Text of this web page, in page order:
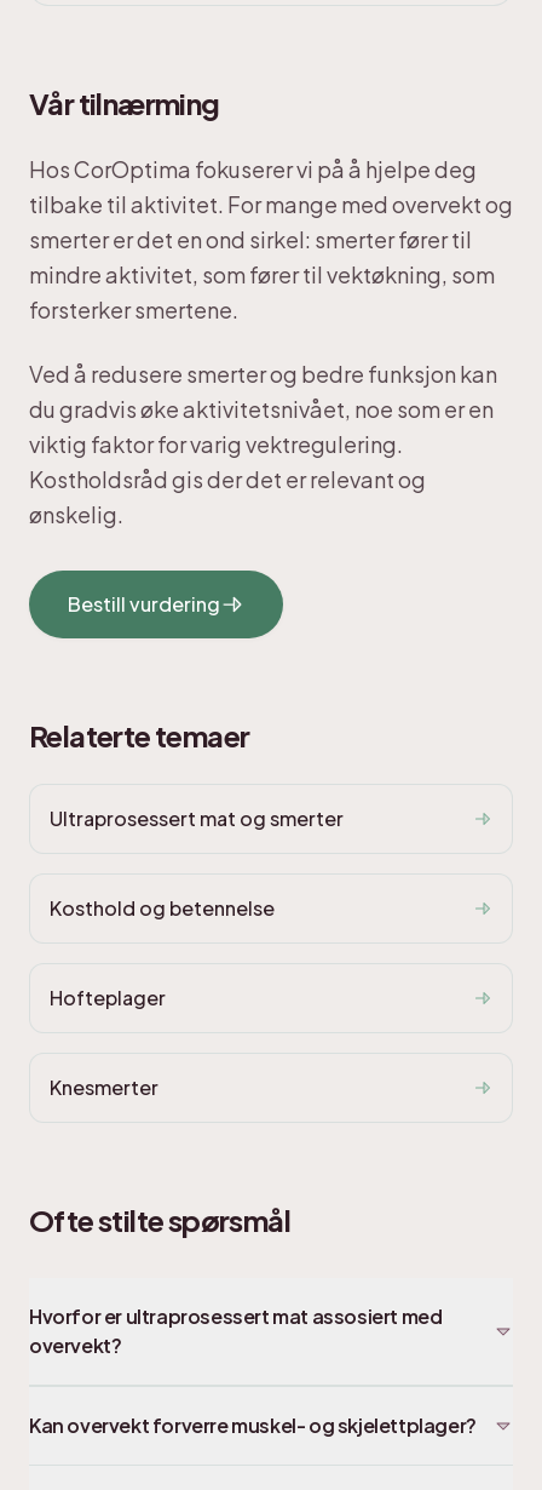
Vår tilnærming
Hos CorOptima fokuserer vi på å hjelpe deg
tilbake til aktivitet. For mange med overvekt og
smerter er det en ond sirkel: smerter fører til
mindre aktivitet, som fører til vektøkning, som
forsterker smertene.
Ved å redusere smerter og bedre funksjon kan
du gradvis øke aktivitetsnivået, noe som er en
viktig faktor for varig vektregulering.
Kostholdsråd gis der det er relevant og
ønskelig.
Bestill vurdering
Relaterte temaer
Ultraprosessert mat og smerter
Kosthold og betennelse
Hofteplager
Knesmerter
Ofte stilte spørsmål
Hvorfor er ultraprosessert mat assosiert med
overvekt?
Kan overvekt forverre muskel- og skjelettplager?